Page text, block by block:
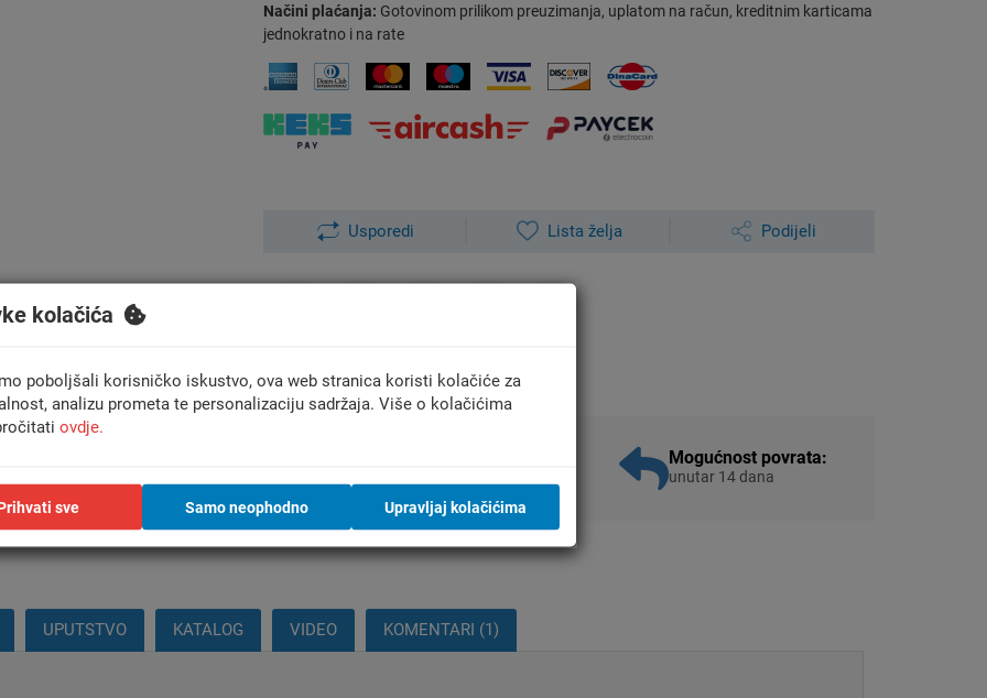
Načini plaćanja: Gotovinom prilikom preuzimanja, uplatom na račun, kreditnim karticama
jednokratno i na rate
Usporedi Lista želja Podijeli
Mogućnost povrata:
unutar 14 dana
UPUTSTVO KATALOG VIDEO KOMENTARI (1)
kolačića
poboljšali korisničko iskustvo, ova web stranica koristi kolačiće za
analizu prometa te personalizaciju sadržaja. Više o kolačićima
ovdje.
sve Samo neophodno Upravljaj kolačićima